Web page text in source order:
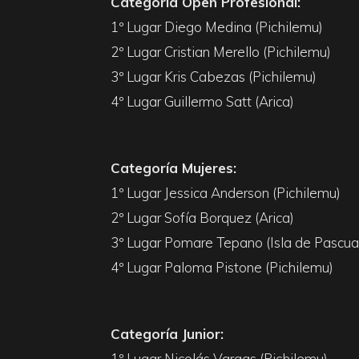
1º Lugar Diego Medina (Pichilemu)
2º Lugar Cristian Merello (Pichilemu)
3º Lugar Kris Cabezas (Pichilemu)
4º Lugar Guillermo Satt (Arica)
Categoría Mujeres:
1º Lugar Jessica Anderson (Pichilemu)
2º Lugar Sofía Borquez (Arica)
3º Lugar Pomare Tepano (Isla de
4º Lugar Paloma Pistone (Pichilemu)
Categoría Junior: